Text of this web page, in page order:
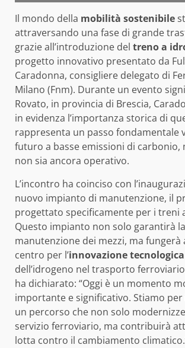
Il mondo della mobilità sostenibile
attraversando una fase di grande
grazie all’introduzione del treno a
progetto innovativo presentato da
Caradonna, consigliere delegato di
Milano (Fnm). Durante un evento
Rovato, in provincia di Brescia,
in evidenza l’importanza storica di
rappresenta un passo fondamentale
futuro a basse emissioni di carbonio,
non sia ancora operativo.
L’incontro ha coinciso con
nuovo impianto di manutenzione, il
progettato specificamente per i treni
Questo impianto non solo garantirà la
manutenzione dei mezzi, ma fungerà
centro per l’innovazione tecnologica
dell’idrogeno nel trasporto
ha dichiarato: “Oggi è un momento
importante e significativo. Stiamo
un percorso che non solo
servizio ferroviario, ma contribuirà
lotta contro il cambiamento